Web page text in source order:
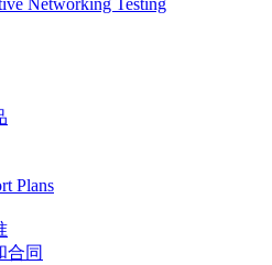
Networking Testing
Plans
合同